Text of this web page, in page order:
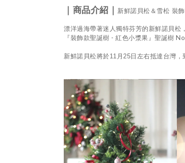
｜商品介紹｜ 新鮮諾貝松＆雪松 裝
漂洋過海帶著迷人獨特芬芳的新鮮諾貝松
『裝飾款聖誕樹 - 紅色小漿果』聖誕樹
新鮮諾貝松將於11 月 25日左右抵達台灣，